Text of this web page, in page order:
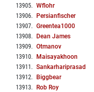
13905. Wflohr
13906. Persianfischer
13907. Greentea1000
13908. Dean James
13909. Otmanov
13910. Maisayakhoon
13911 . Sankarhariprasad
13912. Biggbear
13913. Rob Roy